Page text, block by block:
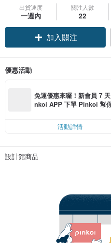
出貨速度
一週內
關注人數
22
加入關注
優惠活動
免運優惠來囉！新會員 7
nkoi APP 下單 Pinkoi 幫
活動詳情
設計館商品